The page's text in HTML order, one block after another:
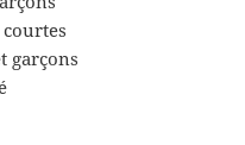
garçons